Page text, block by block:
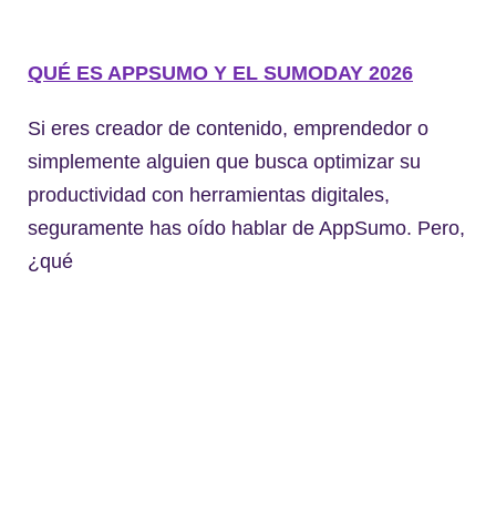
QUÉ ES APPSUMO Y EL SUMODAY 2026
Si eres creador de contenido, emprendedor o
simplemente alguien que busca optimizar su
productividad con herramientas digitales,
seguramente has oído hablar de AppSumo. Pero,
¿qué